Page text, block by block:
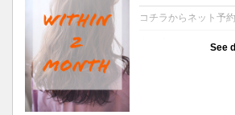
コチラからネット予
See